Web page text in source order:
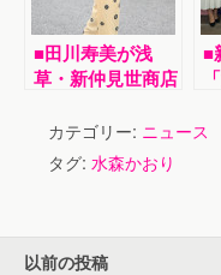
■田川寿美が浅
草・新仲見世商店
寺参拝。28日発
売の新曲「心化
粧」をＰＲ
■
カテゴリー: ニュース
タグ: 水森かおり
以前の投稿